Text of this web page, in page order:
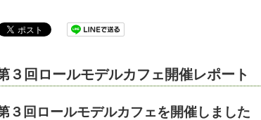
３回ロールモデルカフェ開催レポート
３回ロールモデルカフェを開催しました